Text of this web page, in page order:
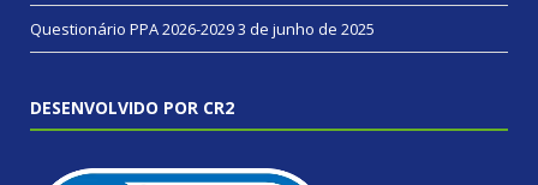
Questionário PPA 2026-20293 de junho de 2025
DESENVOLVIDO POR CR2